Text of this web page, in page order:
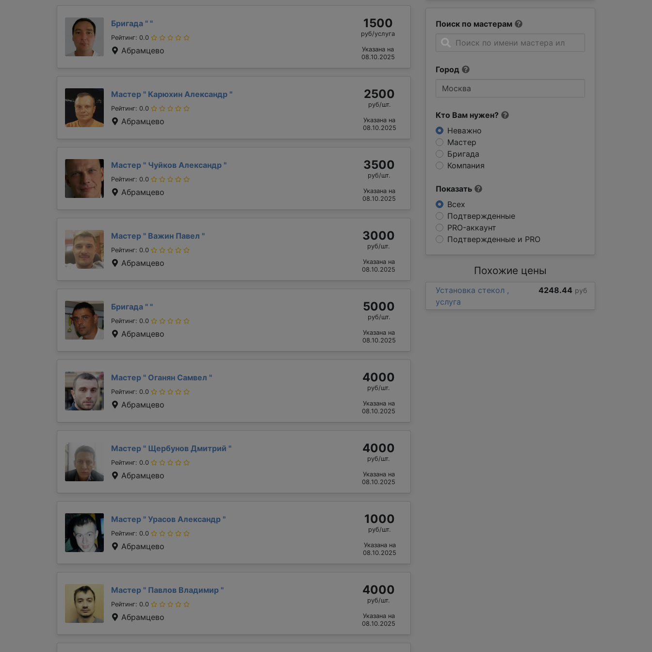
Поиск по мастерам
Город
Кто Вам нужен?
Неважно
Мастер
Бригада
Компания
Показать
Всех
Подтвержденные
PRO-аккаунт
Подтвержденные и PRO
Бригада " "
Рейтинг: 0.0
Абрамцево
1500
руб/услуга
Указана на
08.10.2025
Мастер " Карюхин Александр "
Рейтинг: 0.0
Абрамцево
2500
руб/шт.
Указана на
08.10.2025
Мастер " Чуйков Александр "
Рейтинг: 0.0
Абрамцево
3500
руб/шт.
Указана на
08.10.2025
Мастер " Важин Павел "
Рейтинг: 0.0
Абрамцево
3000
руб/шт.
Указана на
08.10.2025
Бригада " "
Рейтинг: 0.0
Абрамцево
5000
руб/шт.
Указана на
08.10.2025
Мастер " Оганян Самвел "
Рейтинг: 0.0
Абрамцево
4000
руб/шт.
Указана на
08.10.2025
Мастер " Щербунов Дмитрий "
Рейтинг: 0.0
Абрамцево
4000
руб/шт.
Указана на
08.10.2025
Мастер " Урасов Александр "
Рейтинг: 0.0
Абрамцево
1000
руб/шт.
Указана на
08.10.2025
Мастер " Павлов Владимир "
Рейтинг: 0.0
Абрамцево
4000
руб/шт.
Указана на
08.10.2025
Похожие цены
Установка стекол ,
услуга
4248.44 руб